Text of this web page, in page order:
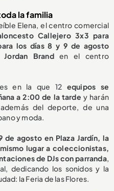
la familia
Elena, el centro comercial
Callejero 3x3 para
los días 8 y 9 de agosto
Branden el centro
en la que 12 equipos se
a 2:00 de la tarde y harán
del deporte, de una
y moda.
de agosto en Plaza Jardín, la
lugar a coleccionistas,
de DJs con parranda,
dedicando los sonidos y la
la Feria de las Flores.